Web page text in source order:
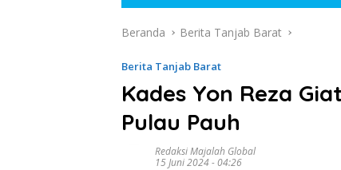
Beranda Berita Tanjab Barat
Berita Tanjab Barat
Kades Yon Reza
Pulau Pauh
Redaksi Majalah Global
15 Juni 2024 - 04:26